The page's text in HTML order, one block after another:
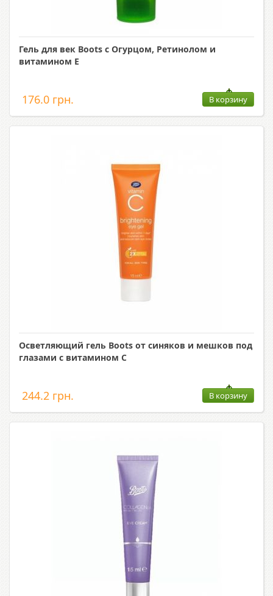
Гель для век Boots с Огурцом, Ретинолом и
витамином Е
176.0 грн. В корзину
Осветляющий гель Boots от синяков и мешков под
глазами с витамином С
244.2 грн. В корзину